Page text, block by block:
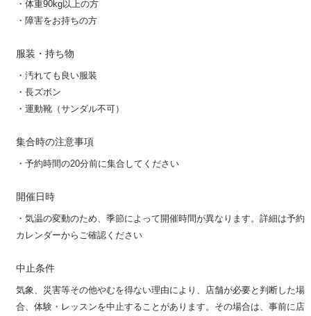
・体重90kg以上の方
・障害をお持ちの方
服装・持ち物
・汚れても良い服装
・長ズボン
・運動靴（サンダル不可）
集合時の注意事項
・予約時間の20分前に集合してください
開催日時
・気温の変動のため、季節によって開催時間が異なります。詳細は予約
カレンダーからご確認ください
中止条件
気象、災害等その他やむを得ない理由により、店舗が必要と判断した場
合、体験・レッスンを中止することがあります。その場合は、事前に店